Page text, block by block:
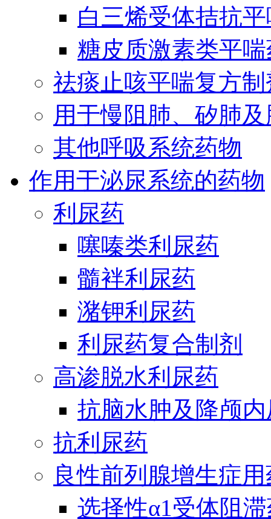
白三烯受体拮抗
糖皮质激素类平
祛痰止咳平喘复方制
用于慢阻肺、矽肺
其他呼吸系统药物
作用于泌尿系统的药物
利尿药
噻嗪类利尿药
髓袢利尿药
潴钾利尿药
利尿药复合制剂
高渗脱水利尿药
抗脑水肿及降颅
抗利尿药
良性前列腺增生症
选择性α1受体阻